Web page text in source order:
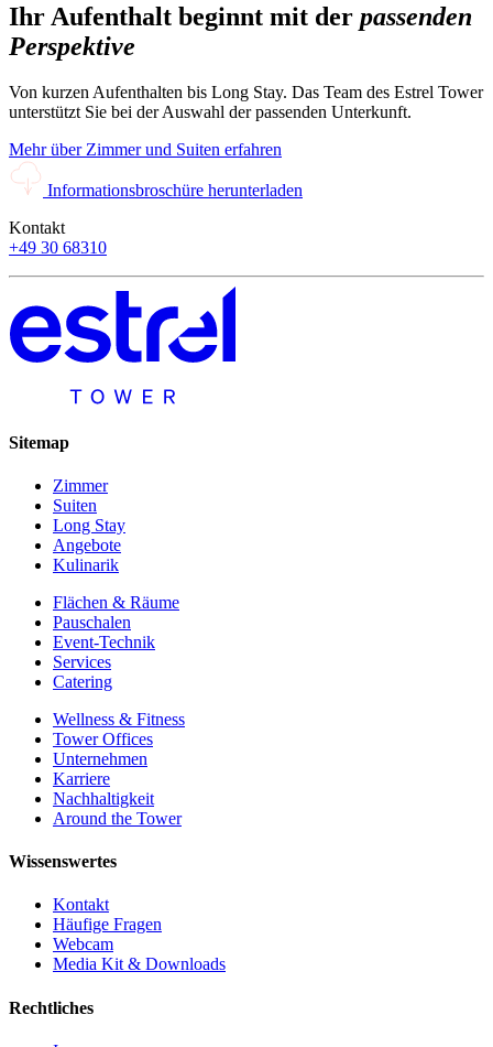
Ihr Aufenthalt beginnt mit der passenden
Perspektive
Von kurzen Aufenthalten bis Long Stay. Das Team des Estrel Tower
unterstützt Sie bei der Auswahl der passenden Unterkunft.
Mehr über Zimmer und Suiten erfahren
Informationsbroschüre herunterladen
Kontakt
+49 30 68310
Sitemap
Zimmer
Suiten
Long Stay
Angebote
Kulinarik
Flächen & Räume
Pauschalen
Event-Technik
Services
Catering
Wellness & Fitness
Tower Offices
Unternehmen
Karriere
Nachhaltigkeit
Around the Tower
Wissenswertes
Kontakt
Häufige Fragen
Webcam
Media Kit & Downloads
Rechtliches